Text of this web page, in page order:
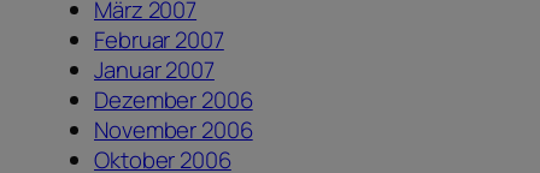
März 2007
Februar 2007
Januar 2007
Dezember 2006
November 2006
Oktober 2006